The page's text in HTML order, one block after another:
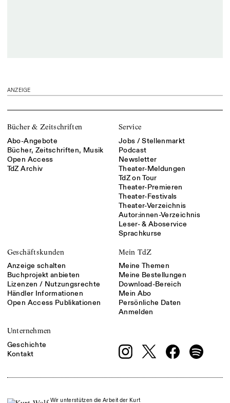
ANZEIGE
Bücher & Zeitschriften
Abo-Angebote
Bücher, Zeitschriften, Musik
Open Access
TdZ Archiv
Service
Jobs / Stellenmarkt
Podcast
Newsletter
Theater-Meldungen
TdZ on Tour
Theater-Premieren
Theater-Festivals
Theater-Verzeichnis
Autor:innen-Verzeichnis
Leser- & Aboservice
Sprachkurse
Geschäftskunden
Anzeige schalten
Buchprojekt anbieten
Lizenzen / Nutzungsrechte
Händler Informationen
Open Access Publikationen
Mein TdZ
Meine Themen
Meine Bestellungen
Download-Bereich
Mein Abo
Persönliche Daten
Anmelden
Unternehmen
Geschichte
Kontakt
Wir unterstützen die Arbeit der Kurt